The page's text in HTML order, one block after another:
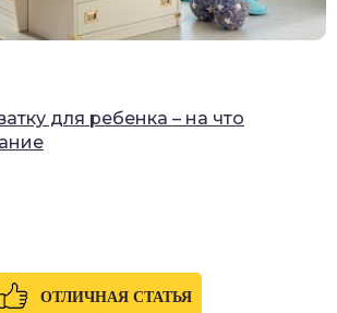
для ребенка – на что
ОТЛИЧНАЯ СТАТЬЯ